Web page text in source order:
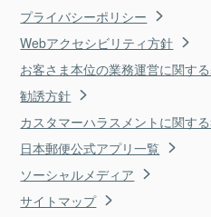
プライバシーポリシー
Webアクセシビリティ方針
お客さま本位の業務運営に関す
勧誘方針
カスタマーハラスメントに関す
日本郵便公式アプリ一覧
ソーシャルメディア
サイトマップ